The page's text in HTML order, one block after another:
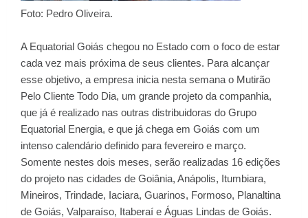
Foto: Pedro Oliveira.
A Equatorial Goiás chegou no Estado com o foco de estar
cada vez mais próxima de seus clientes. Para alcançar
esse objetivo, a empresa inicia nesta semana o Mutirão
Pelo Cliente Todo Dia, um grande projeto da companhia,
que já é realizado nas outras distribuidoras do Grupo
Equatorial Energia, e que já chega em Goiás com um
intenso calendário definido para fevereiro e março.
Somente nestes dois meses, serão realizadas 16 edições
do projeto nas cidades de Goiânia, Anápolis, Itumbiara,
Mineiros, Trindade, Iaciara, Guarinos, Formoso, Planaltina
de Goiás, Valparaíso, Itaberaí e Águas Lindas de Goiás.